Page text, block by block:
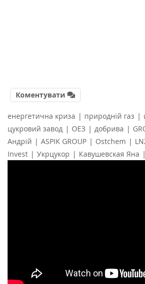
Коментувати
енергетична криза | природній газ |
цукровий завод | ОЕЗ | добрива |
Андрій | ASPIK GROUP | Ostchem |
Invest | Укрцукор | Кавушевская Яна |